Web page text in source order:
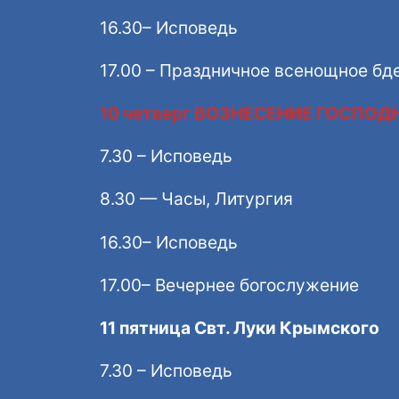
16.30– Исповедь
17.00 – Праздничное всенощное
10 четверг ВОЗНЕСЕНИЕ
7.30 – Исповедь
8.30 — Часы, Литургия
16.30– Исповедь
17.00– Вечернее богослужение
11 пятница Свт. Луки Крымского
7.30 – Исповедь